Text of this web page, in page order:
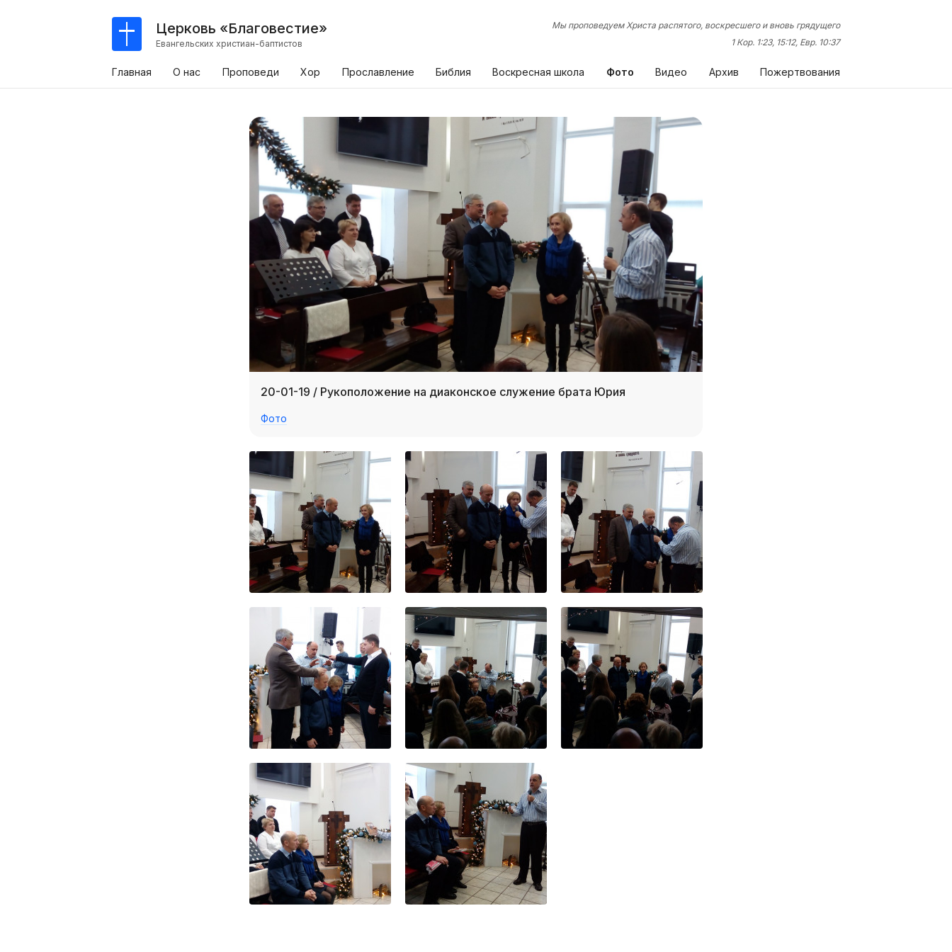
Церковь «Благовестие»
Евангельских христиан-баптистов
Мы проповедуем Христа распятого, воскресшего и вновь грядущего
1 Кор. 1:23, 15:12, Евр. 10:37
Главная О нас Проповеди Хор Прославление Библия Воскресная школа Фото Видео Архив Пожертвования
20-01-19 / Рукоположение на диаконское служение брата Юрия
Фото